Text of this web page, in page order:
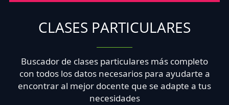
CLASES PARTICULARES
Buscador de clases particulares más completo
con todos los datos necesarios para ayudarte a
encontrar al mejor docente que se adapte a tus
necesidades